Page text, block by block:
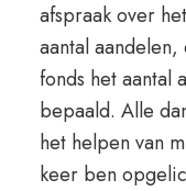
afspraak over
aantal
fonds het aantal
bepaald. Alle
het helpen van
keer ben